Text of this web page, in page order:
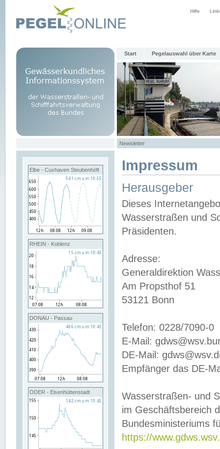
Hilfe
Start Pegelauswahl über Karte
Newsletter
Elbe - Cuxhaven Steubenhöft
RHEIN - Koblenz
DONAU - Passau
ODER - Eisenhüttenstadt
Impressum
Herausgeber
Dieses
Wasserstraßen und
Präsidenten.
Adresse:
Generaldirektion
Am Propsthof 51
53121 Bonn
Telefon: 0228/7090-0
E-Mail:
DE-Mail:
Empfänger das DE-
Wasserstraßen- und
im Geschäftsbereich
Bundesministeriums
https://